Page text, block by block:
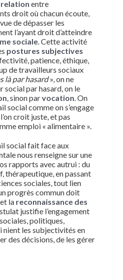
relation entre
droit où chacun écoute,
de dépasser les
l’ayant droit d’atteindre
sociale. Cette activité
postures subjectives
patience, éthique,
de travailleurs sociaux
là par hasard», on ne
social par hasard, on le
, sinon parvocation . On
social comme on s’engage
croit juste, et pas
emploi « alimentaire ».
social fait face aux
nous renseigne sur une
rapports avec autrui : du
thérapeutique, en passant
sociales, tout lien
progrès commun doit
la reconnaissance des
justifie l’engagement
politiques,
les subjectivités en
des décisions, de les gérer